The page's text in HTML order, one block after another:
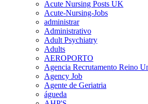
Acute Nursing Posts UK
Acute-Nursing-Jobs
administrar
Administrativo
Adult Psychiatry
Adults
AEROPORTO
Agencia Recrutamento Reino
Agency Job
Agente de Geriatria
águeda